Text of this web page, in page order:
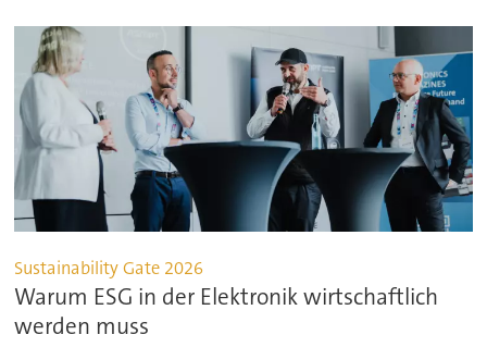
Sustainability Gate 2026
Warum ESG in der Elektronik wirtschaftlich
werden muss